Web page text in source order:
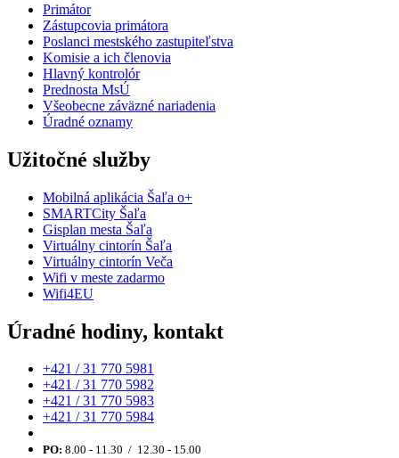
Primátor
Zástupcovia primátora
Poslanci mestského zastupiteľstva
Komisie a ich členovia
Hlavný kontrolór
Prednosta MsÚ
Všeobecne záväzné nariadenia
Úradné oznamy
Užitočné služby
Mobilná aplikácia Šaľa o+
SMARTCity Šaľa
Gisplan mesta Šaľa
Virtuálny cintorín Šaľa
Virtuálny cintorín Veča
Wifi v meste zadarmo
Wifi4EU
Úradné hodiny, kontakt
+421 / 31 770 5981
+421 / 31 770 5982
+421 / 31 770 5983
+421 / 31 770 5984
PO: 8.00 - 11.30 / 12.30 - 15.00